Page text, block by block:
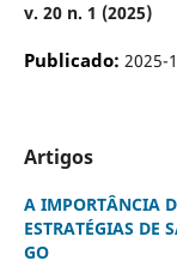
v. 20 n. 1 (2025)
Publicado: 2025-
Artigos
A IMPORTÂNCIA
ESTRATÉGIAS DE
GO